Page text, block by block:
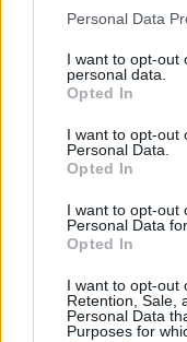
Personal Data
I want to opt-out
personal data.
Opted In
I want to opt-out
Personal Data.
Opted In
I want to opt-out
Personal Data
Opted In
I want to opt-out
Retention, Sale,
Personal Data
Purposes for
αναδιάρθρωσης
πύλες του σε όλους
ESG Report 2025: Πώς η
βιωσιμότητα σε